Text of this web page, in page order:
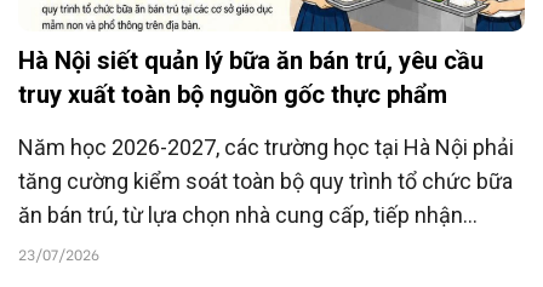
Hà Nội siết quản lý bữa ăn bán trú, yêu cầu
truy xuất toàn bộ nguồn gốc thực phẩm
Năm học 2026-2027, các trường học tại Hà Nội phải
tăng cường kiểm soát toàn bộ quy trình tổ chức bữa
ăn bán trú, từ lựa chọn nhà cung cấp, tiếp nhận
nguyên liệu đến chế biến và phục vụ học sinh. Thực
23/07/2026